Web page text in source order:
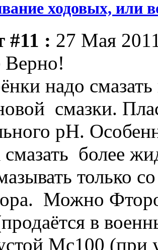
ходовых, или
#11 : 27 Мая
надо
смазки.
pH.
смазать более
только
Можно
в
Мс100 (при